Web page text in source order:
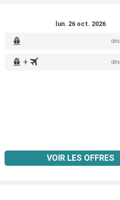
lun. 26 oct. 2026
dès
+ dès
VOIR LES OFFRES